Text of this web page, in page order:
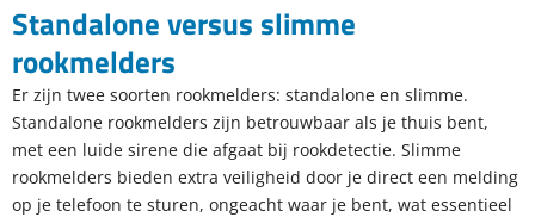
Standalone versus slimme
rookmelders
Er zijn twee soorten rookmelders: standalone en slimme.
Standalone rookmelders zijn betrouwbaar als je thuis bent,
met een luide sirene die afgaat bij rookdetectie. Slimme
rookmelders bieden extra veiligheid door je direct een melding
op je telefoon te sturen, ongeacht waar je bent, wat essentieel